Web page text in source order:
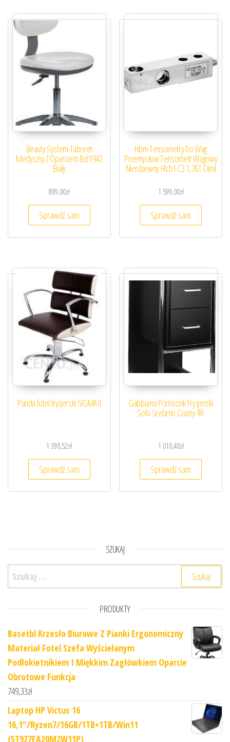
Beauty System Taboret
Medyczny Z Oparciem Bd Y942
Biały
899,00zł
Sprawdź sam
Hbm Tensometry Do Wag
Przemysłow Tensometr Wagowy
Nierdzewny Hlcb1 C3 1,76T Oiml
1 599,00zł
Sprawdź sam
Panda fotel fryzjerski SIGMA II
1 390,52zł
Sprawdź sam
Gabbiano Pomocnik Fryzjerski
Solo Srebrno Czarny ®
1 010,40zł
Sprawdź sam
SZUKAJ
Szukaj:
PRODUKTY
Basetbl Krzesło Biurowe Z Pianki Ergonomiczny
Materiał Fotel Szefa Wyściełanym
Podłokietnikiem I Miękkim Zagłówkiem Oparcie
Obrotowe Funkcja
749,33zł
Laptop HP Victus 16
16,1"/Ryzen7/16GB/1TB+1TB/Win11
(5T927EA20M2W11P)